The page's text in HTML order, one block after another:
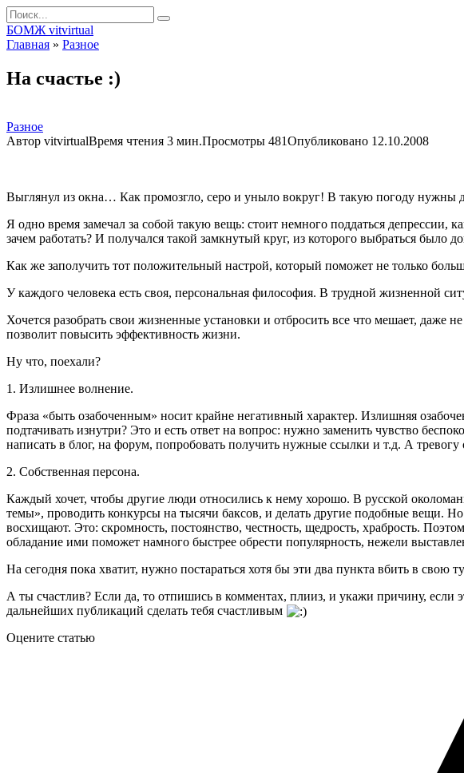
Перейти
к
контенту
Search
for:
БОМЖ vitvirtual
Главная » Разное
На счастье :)
Разное
Автор vitvirtualВремя чтения 3 мин.Просмотры 481Опубликовано 12.10.2008
Выглянул из окна… Как промозгло, серо и уныло вокруг! В такую погоду нужны
Я одно время замечал за собой такую вещь: стоит немного поддаться депрессии,
зачем работать? И получался такой замкнутый круг, из которого выбраться
Как же заполучить тот положительный настрой, который поможет не только
У каждого человека есть своя, персональная философия. В трудной жизненной
Хочется разобрать свои жизненные установки и отбросить все что мешает, даже
позволит повысить эффективность жизни.
Ну что, поехали?
1. Излишнее волнение.
Фраза «быть озабоченным» носит крайне негативный характер. Излишняя
подтачивать изнутри? Это и есть ответ на вопрос: нужно заменить чувство
написать в блог, на форум, попробовать получить нужные ссылки и т.д. А тревогу
2. Собственная персона.
Каждый хочет, чтобы другие люди относились к нему хорошо. В русской
темы», проводить конкурсы на тысячи баксов, и делать другие подобные вещи.
восхищают. Это: скромность, постоянство, честность, щедрость, храбрость.
обладание ими поможет намного быстрее обрести популярность, нежели
На сегодня пока хватит, нужно постараться хотя бы эти два пункта вбить в свою
А ты счастлив? Если да, то отпишись в комментах, плииз, и укажи причину, если
дальнейших публикаций сделать тебя счастливым
Оцените статью